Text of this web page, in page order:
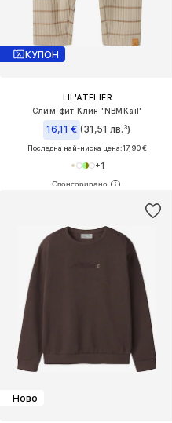
КУПОН
LIL'ATELIER
Слим фит Клин 'NBMKail'
16,11 € (31,51 лв.³)
Последна най-ниска цена:17,90 €
+1
Ново